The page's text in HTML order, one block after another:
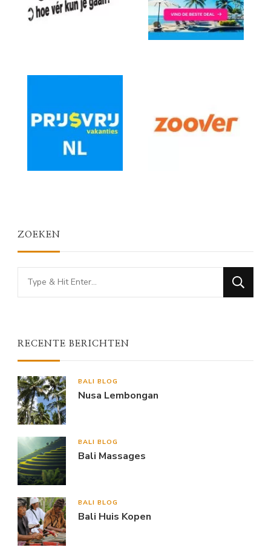
ZOEKEN
Looking
for
RECENTE BERICHTEN
BALI BLOG
Nusa Lembongan
BALI BLOG
Bali Massages
BALI BLOG
Bali Huis Kopen